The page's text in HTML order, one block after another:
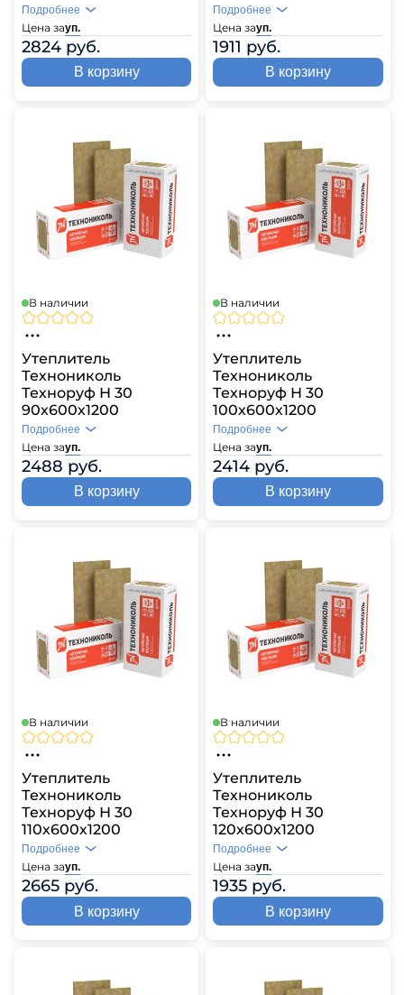
Цена зауп.
2824 руб.
Подробнее
В корзину
Цена зауп.
1911 руб.
Подробнее
В корзину
В наличии
Утеплитель
Технониколь
Техноруф Н 30
90х600х1200
Цена зауп.
2488 руб.
Подробнее
В корзину
В наличии
Утеплитель
Технониколь
Техноруф Н 30
100х600х1200
Цена зауп.
2414 руб.
Подробнее
В корзину
В наличии
Утеплитель
Технониколь
Техноруф Н 30
110х600х1200
Цена зауп.
2665 руб.
Подробнее
В корзину
В наличии
Утеплитель
Технониколь
Техноруф Н 30
120х600х1200
Цена зауп.
1935 руб.
Подробнее
В корзину